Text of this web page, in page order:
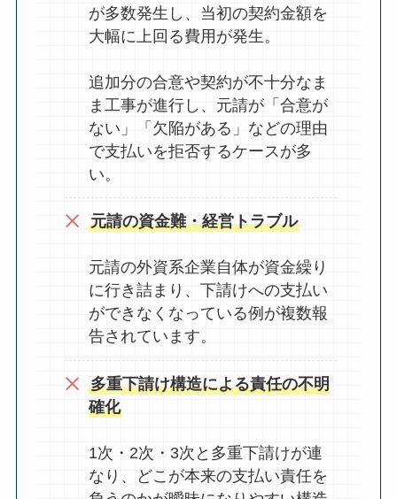
が多数発生し、当初の契約金額を
大幅に上回る費用が発生。
追加分の合意や契約が不十分なま
ま工事が進行し、元請が「合意が
ない」「欠陥がある」などの理由
で支払いを拒否するケースが多
い。
元請の資金難・経営トラブル
元請の外資系企業自体が資金繰り
に行き詰まり、下請けへの支払い
ができなくなっている例が複数報
告されています。
多重下請け構造による責任の不明
確化
1次・2次・3次と多重下請けが連
なり、どこが本来の支払い責任を